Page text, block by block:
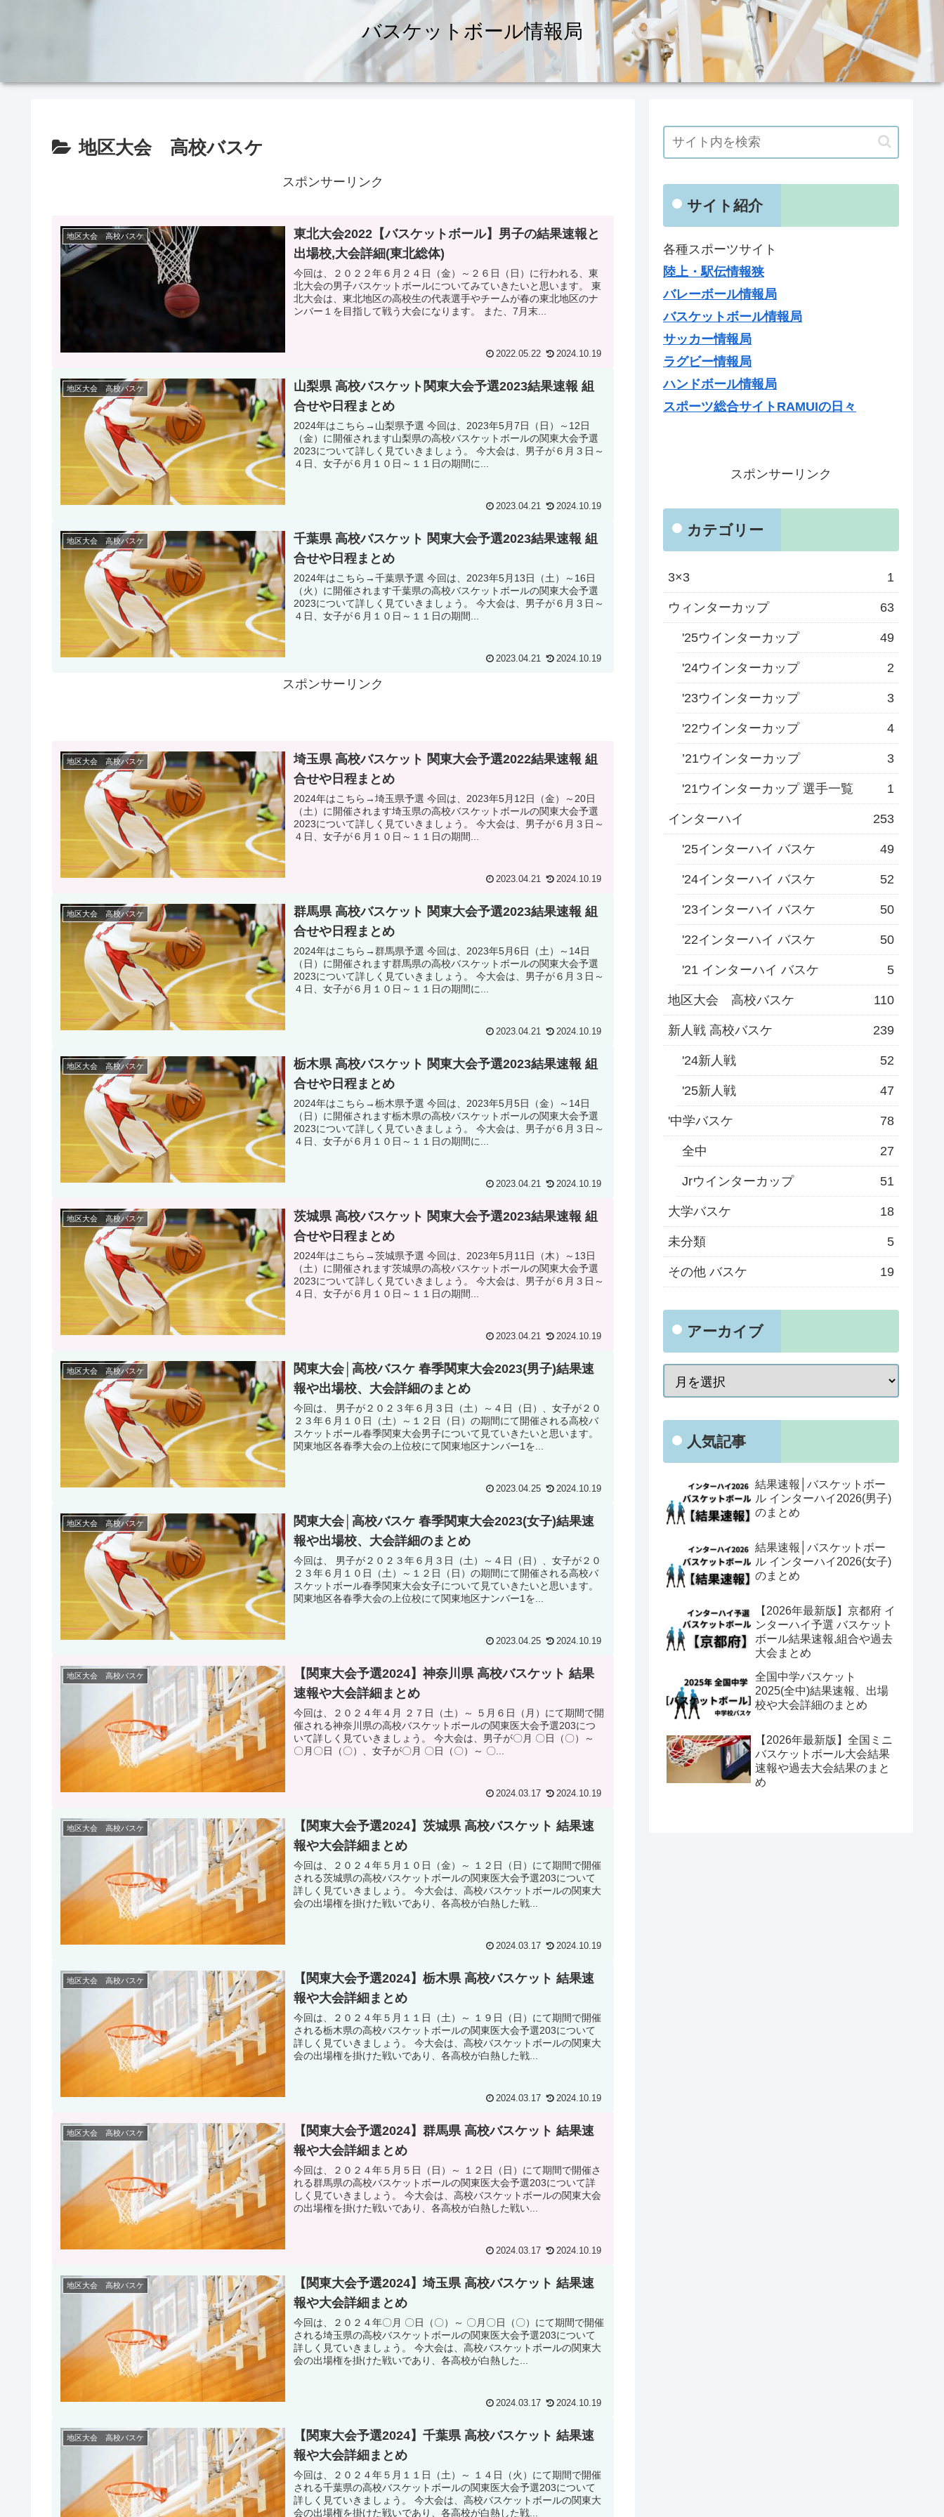
バスケットボール情報局
地区大会 高校バスケ
スポンサーリンク
地区大会 高校バスケ
東北大会2022【バスケットボール】男子の結果速報と
出場校,大会詳細(東北総体)
今回は、２０２２年６月２４日（金）～２６日（日）に行われる、東
北大会の男子バスケットボールについてみていきたいと思います。 東
北大会は、東北地区の高校生の代表選手やチームが春の東北地区のナ
ンバー１を目指して戦う大会になります。 また、7月末...
2022.05.22 2024.10.19
地区大会 高校バスケ
山梨県 高校バスケット関東大会予選2023結果速報 組
合せや日程まとめ
2024年はこちら→山梨県予選 今回は、2023年5月7日（日）～12日
（金）に開催されます山梨県の高校バスケットボールの関東大会予選
2023について詳しく見ていきましょう。 今大会は、男子が６月３日～
４日、女子が６月１０日～１１日の期間に...
2023.04.21 2024.10.19
地区大会 高校バスケ
千葉県 高校バスケット 関東大会予選2023結果速報 組
合せや日程まとめ
2024年はこちら→千葉県予選 今回は、2023年5月13日（土）～16日
（火）に開催されます千葉県の高校バスケットボールの関東大会予選
2023について詳しく見ていきましょう。 今大会は、男子が６月３日～
４日、女子が６月１０日～１１日の期間...
2023.04.21 2024.10.19
スポンサーリンク
地区大会 高校バスケ
埼玉県 高校バスケット 関東大会予選2022結果速報 組
合せや日程まとめ
2024年はこちら→埼玉県予選 今回は、2023年5月12日（金）～20日
（土）に開催されます埼玉県の高校バスケットボールの関東大会予選
2023について詳しく見ていきましょう。 今大会は、男子が６月３日～
４日、女子が６月１０日～１１日の期間...
2023.04.21 2024.10.19
地区大会 高校バスケ
群馬県 高校バスケット 関東大会予選2023結果速報 組
合せや日程まとめ
2024年はこちら→群馬県予選 今回は、2023年5月6日（土）～14日
（日）に開催されます群馬県の高校バスケットボールの関東大会予選
2023について詳しく見ていきましょう。 今大会は、男子が６月３日～
４日、女子が６月１０日～１１日の期間に...
2023.04.21 2024.10.19
地区大会 高校バスケ
栃木県 高校バスケット 関東大会予選2023結果速報 組
合せや日程まとめ
2024年はこちら→栃木県予選 今回は、2023年5月5日（金）～14日
（日）に開催されます栃木県の高校バスケットボールの関東大会予選
2023について詳しく見ていきましょう。 今大会は、男子が６月３日～
４日、女子が６月１０日～１１日の期間に...
2023.04.21 2024.10.19
地区大会 高校バスケ
茨城県 高校バスケット 関東大会予選2023結果速報 組
合せや日程まとめ
2024年はこちら→茨城県予選 今回は、2023年5月11日（木）～13日
（土）に開催されます茨城県の高校バスケットボールの関東大会予選
2023について詳しく見ていきましょう。 今大会は、男子が６月３日～
４日、女子が６月１０日～１１日の期間...
2023.04.21 2024.10.19
地区大会 高校バスケ
関東大会│高校バスケ 春季関東大会2023(男子)結果速
報や出場校、大会詳細のまとめ
今回は、 男子が２０２３年６月３日（土）～４日（日）、女子が２０
２３年６月１０日（土）～１２日（日）の期間にて開催される高校バ
スケットボール春季関東大会男子について見ていきたいと思います。
関東地区各春季大会の上位校にて関東地区ナンバー1を...
2023.04.25 2024.10.19
地区大会 高校バスケ
関東大会│高校バスケ 春季関東大会2023(女子)結果速
報や出場校、大会詳細のまとめ
今回は、 男子が２０２３年６月３日（土）～４日（日）、女子が２０
２３年６月１０日（土）～１２日（日）の期間にて開催される高校バ
スケットボール春季関東大会女子について見ていきたいと思います。
関東地区各春季大会の上位校にて関東地区ナンバー1を...
2023.04.25 2024.10.19
地区大会 高校バスケ
【関東大会予選2024】神奈川県 高校バスケット 結果
速報や大会詳細まとめ
今回は、２０２４年４月 ２７日（土）～ ５月６日（月）にて期間で開
催される神奈川県の高校バスケットボールの関東医大会予選203につ
いて詳しく見ていきましょう。 今大会は、男子が〇月 〇日（〇）～
〇月〇日（〇）、女子が〇月 〇日（〇）～ 〇...
2024.03.17 2024.10.19
地区大会 高校バスケ
【関東大会予選2024】茨城県 高校バスケット 結果速
報や大会詳細まとめ
今回は、２０２４年５月１０日（金）～ １２日（日）にて期間で開催
される茨城県の高校バスケットボールの関東医大会予選203について
詳しく見ていきましょう。 今大会は、高校バスケットボールの関東大
会の出場権を掛けた戦いであり、各高校が白熱した戦...
2024.03.17 2024.10.19
地区大会 高校バスケ
【関東大会予選2024】栃木県 高校バスケット 結果速
報や大会詳細まとめ
今回は、２０２４年５月１１日（土）～ １９日（日）にて期間で開催
される栃木県の高校バスケットボールの関東医大会予選203について
詳しく見ていきましょう。 今大会は、高校バスケットボールの関東大
会の出場権を掛けた戦いであり、各高校が白熱した戦...
2024.03.17 2024.10.19
地区大会 高校バスケ
【関東大会予選2024】群馬県 高校バスケット 結果速
報や大会詳細まとめ
今回は、２０２４年５月５日（日）～ １２日（日）にて期間で開催さ
れる群馬県の高校バスケットボールの関東医大会予選203について詳
しく見ていきましょう。 今大会は、高校バスケットボールの関東大会
の出場権を掛けた戦いであり、各高校が白熱した戦い...
2024.03.17 2024.10.19
地区大会 高校バスケ
【関東大会予選2024】埼玉県 高校バスケット 結果速
報や大会詳細まとめ
今回は、２０２４年〇月 〇日（〇）～ 〇月〇日（〇）にて期間で開催
される埼玉県の高校バスケットボールの関東医大会予選203について
詳しく見ていきましょう。 今大会は、高校バスケットボールの関東大
会の出場権を掛けた戦いであり、各高校が白熱した...
2024.03.17 2024.10.19
地区大会 高校バスケ
【関東大会予選2024】千葉県 高校バスケット 結果速
報や大会詳細まとめ
今回は、２０２４年５月１１日（土）～ １４日（火）にて期間で開催
される千葉県の高校バスケットボールの関東医大会予選203について
詳しく見ていきましょう。 今大会は、高校バスケットボールの関東大
会の出場権を掛けた戦いであり、各高校が白熱した戦...
サイト紹介
各種スポーツサイト
陸上・駅伝情報狭
バレーボール情報局
バスケットボール情報局
サッカー情報局
ラグビー情報局
ハンドボール情報局
スポーツ総合サイトRAMUIの日々
スポンサーリンク
カテゴリー
3×3 1
ウィンターカップ 63
'25ウインターカップ 49
'24ウインターカップ 2
'23ウインターカップ 3
'22ウインターカップ 4
’21ウインターカップ 3
'21ウインターカップ 選手一覧 1
インターハイ 253
'25インターハイ バスケ 49
'24インターハイ バスケ 52
'23インターハイ バスケ 50
'22インターハイ バスケ 50
'21 インターハイ バスケ 5
地区大会 高校バスケ 110
新人戦 高校バスケ 239
'24新人戦 52
'25新人戦 47
'中学バスケ 78
全中 27
Jrウインターカップ 51
大学バスケ 18
未分類 5
その他 バスケ 19
アーカイブ
人気記事
結果速報│バスケットボー
ル インターハイ2026(男子)
のまとめ
結果速報│バスケットボー
ル インターハイ2026(女子)
のまとめ
【2026年最新版】京都府 イ
ンターハイ予選 バスケット
ボール結果速報,組合や過去
大会まとめ
全国中学バスケット
2025(全中)結果速報、出場
校や大会詳細のまとめ
【2026年最新版】全国ミニ
バスケットボール大会結果
速報や過去大会結果のまと
め